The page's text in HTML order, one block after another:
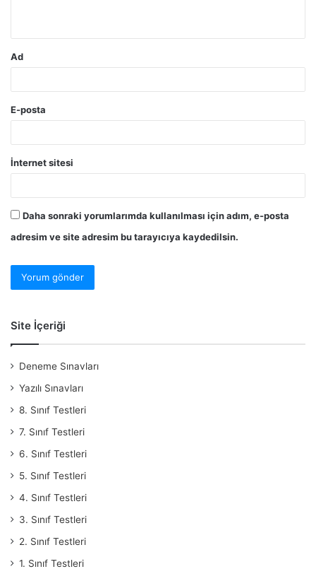
Ad
E-posta
İnternet sitesi
Daha sonraki yorumlarımda kullanılması için adım, e-posta
adresim ve site adresim bu tarayıcıya kaydedilsin.
Site İçeriği
Deneme Sınavları
Yazılı Sınavları
8. Sınıf Testleri
7. Sınıf Testleri
6. Sınıf Testleri
5. Sınıf Testleri
4. Sınıf Testleri
3. Sınıf Testleri
2. Sınıf Testleri
1. Sınıf Testleri